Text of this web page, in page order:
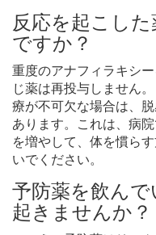
反応を起こし
ですか？
重度のアナフィラキシ
じ薬は再投与しません
療が不可欠な場合は、
あります。これは、病
を増やして、体を慣ら
いでください。
予防薬を飲ん
起きませんか？